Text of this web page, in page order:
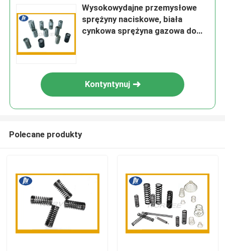
Wysokowydajne przemysłowe
sprężyny naciskowe, biała
cynkowa sprężyna gazowa do
Kontyntynuj
Polecane produkty